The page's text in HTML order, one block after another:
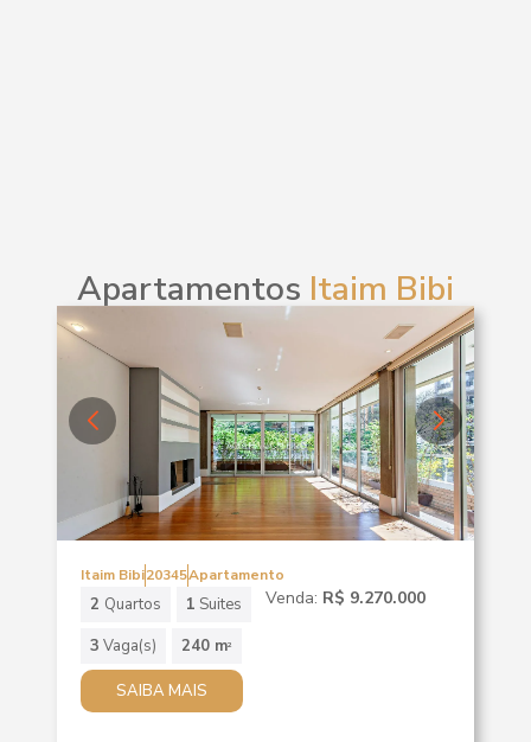
Apartamentos Itaim Bibi
Itaim Bibi20345Apartamento
2 Quartos 1 Suites
3 Vaga(s) 240 m2
Venda: R$ 9.270.000
SAIBA MAIS